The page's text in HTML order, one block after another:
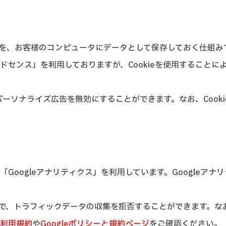
お客様のコンピュータにデータとして保存しておく仕組み
ンス」を利用しておりますが、Cookieを使用することに
ソナライズ広告を無効にすることができます。なお、
Googleアナリティクス」を利用しています。Googleアナ
トラフィックデータの収集を拒否することができます。